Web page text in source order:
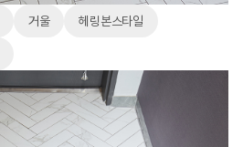
거울 헤링본스타일